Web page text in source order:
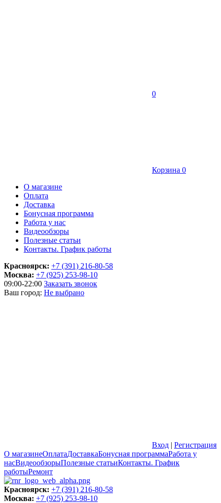
0
Корзина 0
О магазине
Оплата
Доставка
Бонусная программа
Работа у нас
Видеообзоры
Полезные статьи
Контакты. График работы
Красноярск: +7 (391) 216-80-58
Москва: +7 (925) 253-98-10
09:00-22:00 Заказать звонок
Ваш город: Не выбрано
Вход | Регистрация
О магазинеОплатаДоставкаБонусная программаРабота у
насВидеообзорыПолезные статьиКонтакты. График
работыРемонт
Красноярск: +7 (391) 216-80-58
Москва: +7 (925) 253-98-10